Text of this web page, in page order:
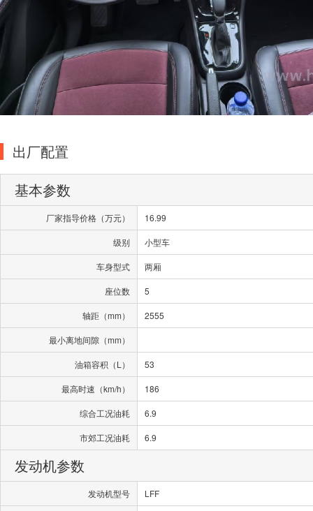
出厂配置
基本参数
厂家指导价格（万元） 16.99
级别 小型车
车身型式 两厢
座位数 5
轴距（mm） 2555
最小离地间隙（mm）
油箱容积（L） 53
最高时速（km/h） 186
综合工况油耗 6.9
市郊工况油耗 6.9
发动机参数
发动机型号 LFF